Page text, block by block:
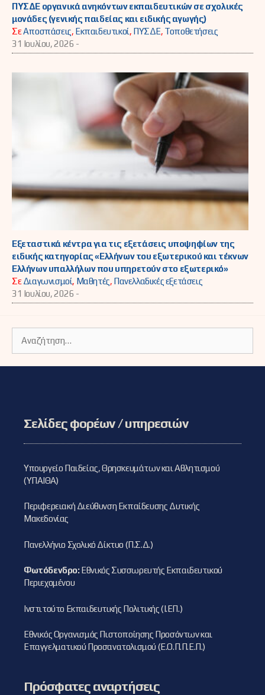
ΠΥΣΔΕ οργανικά ανηκόντων εκπαιδευτικών σε σχολικές
μονάδες (γενικής παιδείας και ειδικής αγωγής)
ΣεΑποσπάσεις, Εκπαιδευτικοί, ΠΥΣΔΕ, Τοποθετήσεις
31 Ιουλίου, 2026 -
Εξεταστικά κέντρα για τις εξετάσεις υποψηφίων της
ειδικής κατηγορίας «Ελλήνων του εξωτερικού και τέκνων
Ελλήνων υπαλλήλων που υπηρετούν στο εξωτερικό»
ΣεΔιαγωνισμοί, Μαθητές, Πανελλαδικές εξετάσεις
31 Ιουλίου, 2026 -
για:
Σελίδες φορέων / υπηρεσιών
Υπουργείο Παιδείας, Θρησκευμάτων και Αθλητισμού
(ΥΠΑΙΘΑ)
Περιφερειακή Διεύθυνση Εκπαίδευσης Δυτικής
Μακεδονίας
Πανελλήνιο Σχολικό Δίκτυο (Π.Σ.Δ.)
Φωτόδενδρο:Εθνικός Συσσωρευτής Εκπαιδευτικού
Περιεχομένου
Ινστιτούτο Εκπαιδευτικής Πολιτικής (Ι.ΕΠ.)
Εθνικός Οργανισμός Πιστοποίησης Προσόντων και
Επαγγελματικού Προσανατολισμού (Ε.Ο.Π.Π.Ε.Π.)
Πρόσφατες αναρτήσεις